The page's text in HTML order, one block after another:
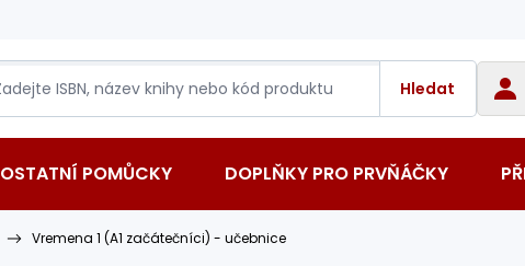
Hledat
OSTATNÍ POMŮCKY DOPLŇKY PRO PRVŇÁČKY
Vremena 1 (A1 začátečníci) - učebnice